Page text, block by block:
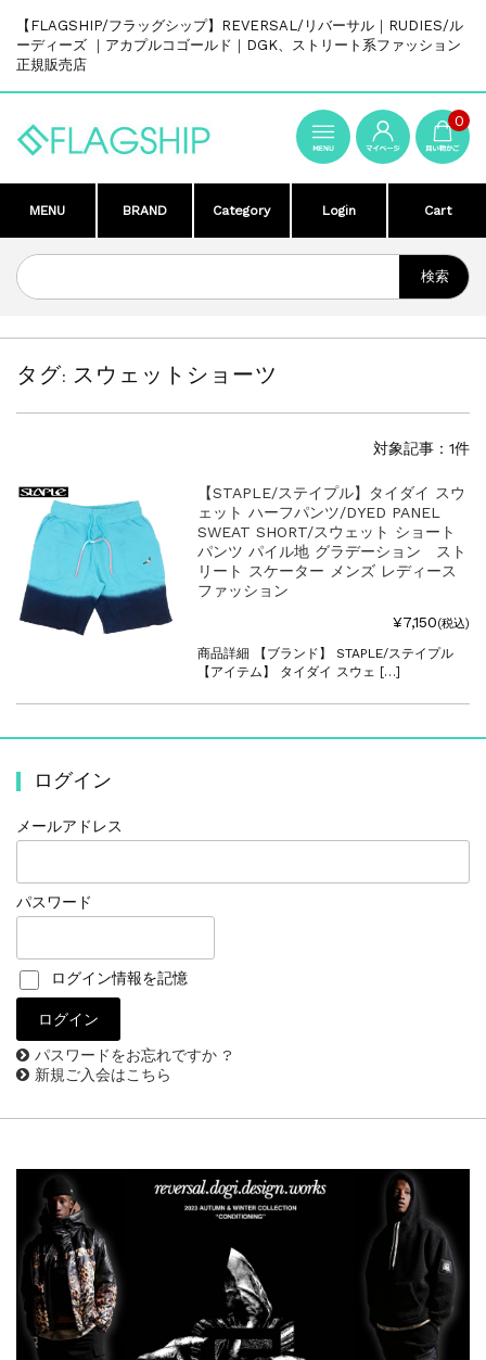
【FLAGSHIP/フラッグシップ】REVERSAL/リバーサル｜RUDIES/ル
ーディーズ ｜アカプルコゴールド｜DGK、ストリート系ファッション
正規販売店
0
MENU BRAND Category Login Cart
タグ:スウェットショーツ
対象記事：1件
【STAPLE/ステイプル】タイダイ スウ
ェット ハーフパンツ/DYED PANEL
SWEAT SHORT/スウェット ショート
パンツ パイル地 グラデーション スト
リート スケーター メンズ レディース
ファッション
¥7,150(税込)
商品詳細 【ブランド】 STAPLE/ステイプル
【アイテム】 タイダイ スウェ […]
ログイン
メールアドレス
パスワード
ログイン情報を記憶
パスワードをお忘れですか ?
新規ご入会はこちら